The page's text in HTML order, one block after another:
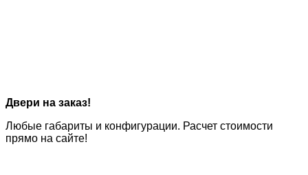
Двери на заказ!
Любые габариты и конфигурации. Расчет стоимости
прямо на сайте!